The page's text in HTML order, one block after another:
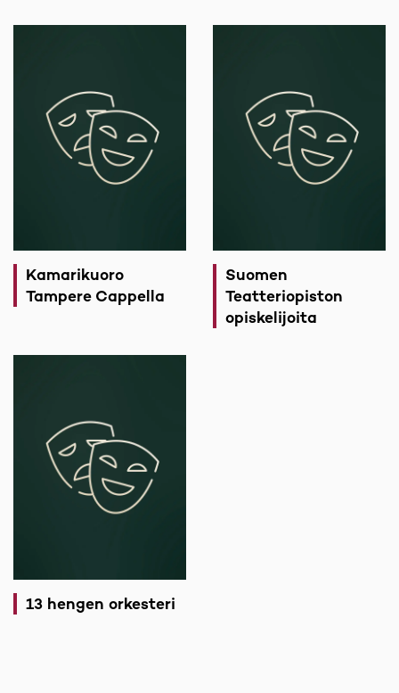
Kamarikuoro
Tampere Cappella
Suomen
Teatteriopiston
opiskelijoita
13 hengen orkesteri